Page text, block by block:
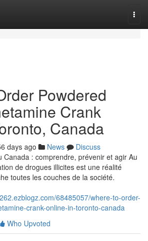
Powdered
Crank
Canada
days ago News
Discuss
Canada : comprendre, prévenir et agir Au
de drogues illicites est une réalité
toutes les couches de la société.
68485057/where-to-order-
crank-online-in-toronto-canada
Who Upvoted